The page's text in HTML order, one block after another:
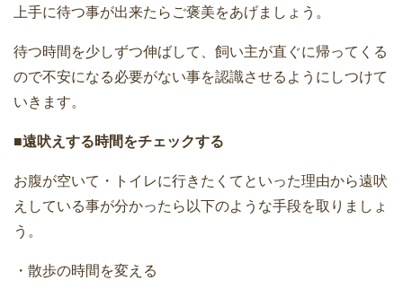
上手に待つ事が出来たらご褒美をあげましょう。
待つ時間を少しずつ伸ばして、飼い主が直ぐに帰ってくる
ので不安になる必要がない事を認識させるようにしつけて
いきます。
■遠吠えする時間をチェックする
お腹が空いて・トイレに行きたくてといった理由から遠吠
えしている事が分かったら以下のような手段を取りましょ
う。
・散歩の時間を変える